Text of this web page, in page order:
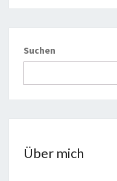
Suchen
Über mich